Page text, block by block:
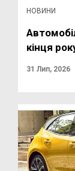
НОВИНИ
кінця
31 Лип, 2026